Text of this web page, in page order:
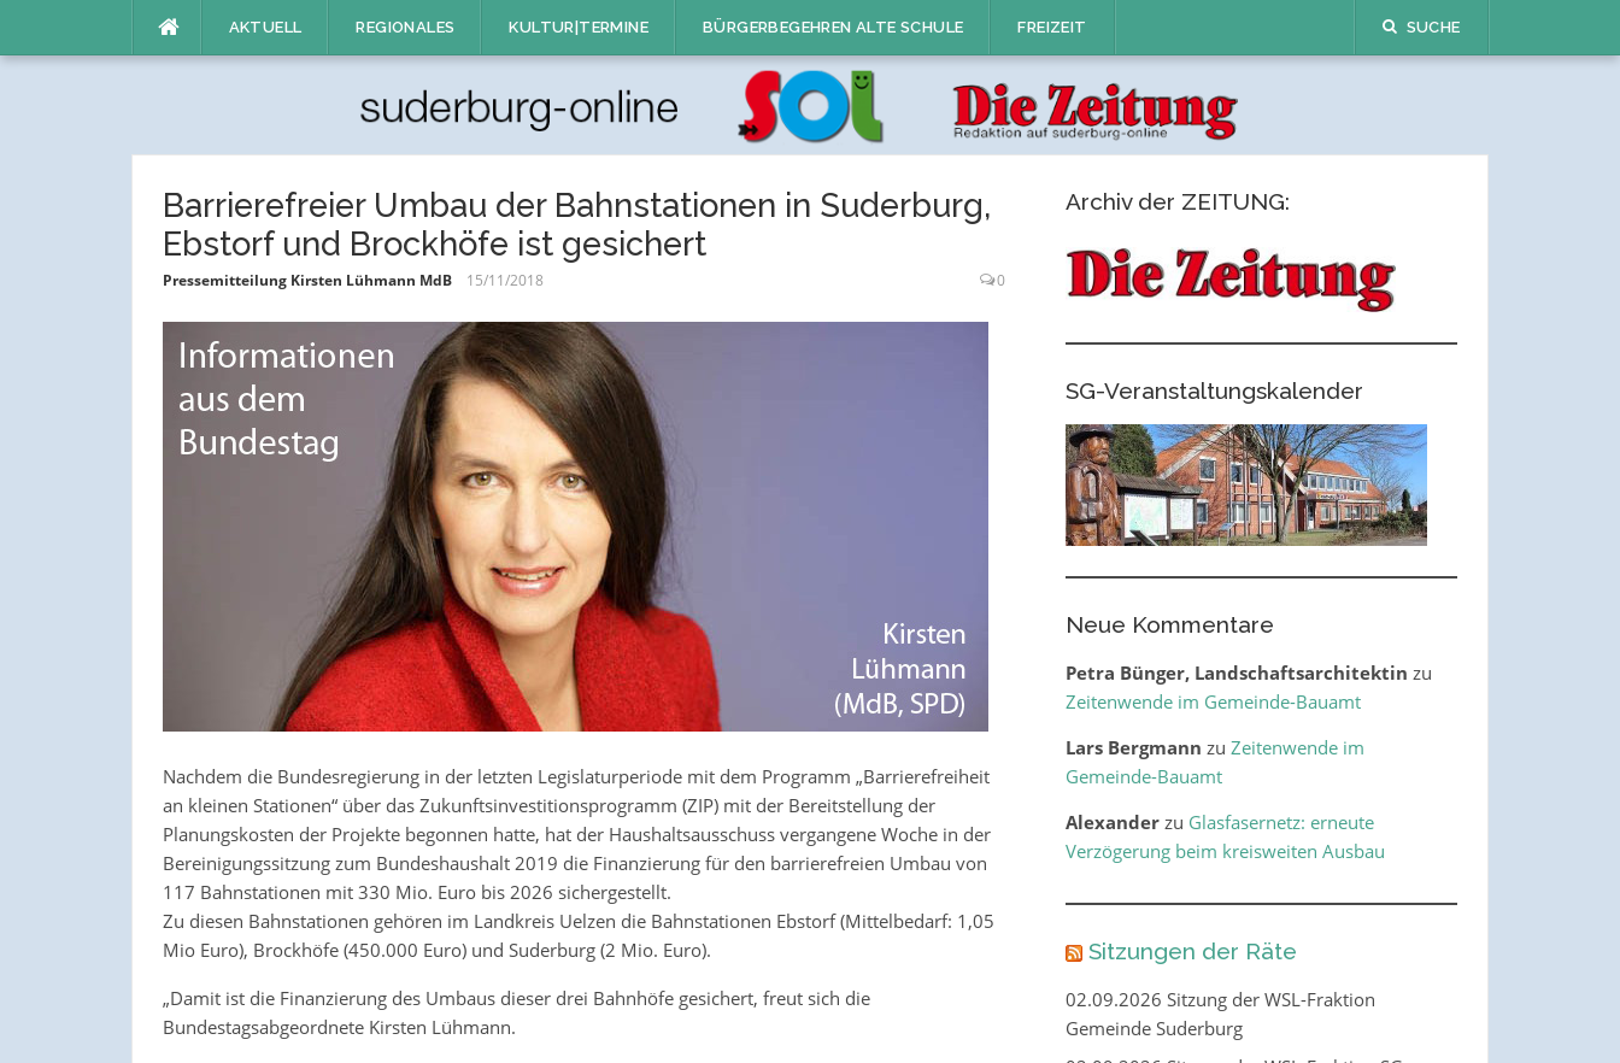
AKTUELL REGIONALES KULTUR|TERMINE BÜRGERBEGEHREN ALTE SCHULE FREIZEIT SUCHE
Barrierefreier Umbau der Bahnstationen in Suderburg,
Ebstorf und Brockhöfe ist gesichert
Pressemitteilung Kirsten Lühmann MdB 15/11/2018 0
Nachdem die Bundesregierung in der letzten Legislaturperiode mit dem Programm „Barrierefreiheit
an kleinen Stationen“ über das Zukunftsinvestitionsprogramm (ZIP) mit der Bereitstellung der
Planungskosten der Projekte begonnen hatte, hat der Haushaltsausschuss vergangene Woche in der
Bereinigungssitzung zum Bundeshaushalt 2019 die Finanzierung für den barrierefreien Umbau von
117 Bahnstationen mit 330 Mio. Euro bis 2026 sichergestellt.
Zu diesen Bahnstationen gehören im Landkreis Uelzen die Bahnstationen Ebstorf (Mittelbedarf: 1,05
Mio Euro), Brockhöfe (450.000 Euro) und Suderburg (2 Mio. Euro).
„Damit ist die Finanzierung des Umbaus dieser drei Bahnhöfe gesichert, freut sich die
Bundestagsabgeordnete Kirsten Lühmann.
Archiv der ZEITUNG:
SG-Veranstaltungskalender
Neue Kommentare
Petra Bünger, Landschaftsarchitektin zu
Zeitenwende im Gemeinde-Bauamt
Lars Bergmann zu Zeitenwende im
Gemeinde-Bauamt
Alexanderzu Glasfasernetz: erneute
Verzögerung beim kreisweiten Ausbau
Sitzungen der Räte
02.09.2026 Sitzung der WSL-Fraktion
Gemeinde Suderburg